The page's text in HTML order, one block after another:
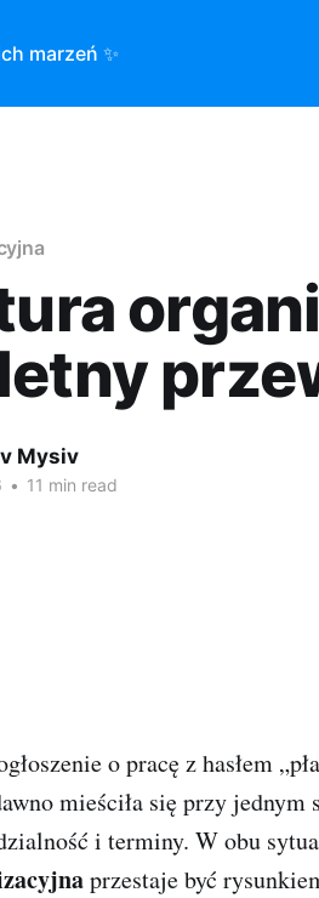
marzeń ✨
Mysiv
• 11 min read
o pracę z hasłem
mieściła się przy
i terminy. W obu
przestaje być